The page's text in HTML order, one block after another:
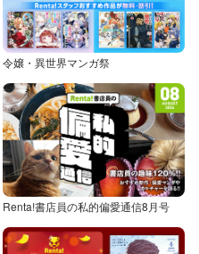
令嬢・異世界マンガ祭
Renta!書店員の私的偏愛通信8月号